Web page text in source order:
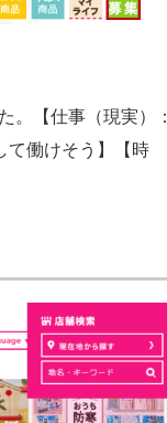
。【仕事（現実）：
て働けそう】【時